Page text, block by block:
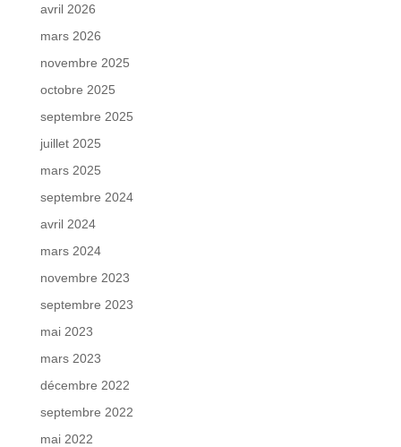
avril 2026
mars 2026
novembre 2025
octobre 2025
septembre 2025
juillet 2025
mars 2025
septembre 2024
avril 2024
mars 2024
novembre 2023
septembre 2023
mai 2023
mars 2023
décembre 2022
septembre 2022
mai 2022